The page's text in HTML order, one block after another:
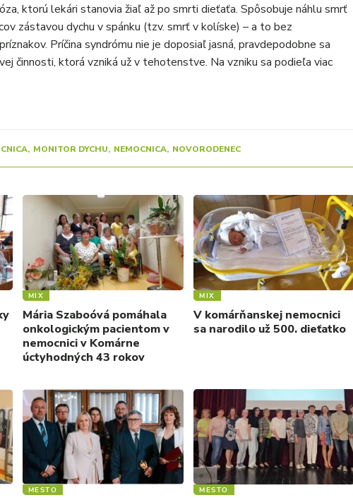
ktorú lekári stanovia žiaľ až po smrti dieťaťa. Spôsobuje náhlu smrť
zástavou dychu v spánku (tzv. smrť v kolíske) – a to bez
Príčina syndrómu nie je doposiaľ jasná, pravdepodobne sa
činnosti, ktorá vzniká už v tehotenstve. Na vzniku sa podieľa viac
MONITOR DYCHU NEMOCNICA NOVORODENEC
MIX
Mária Szaboóvá pomáhala
onkologickým pacientom v
nemocnici v Komárne
úctyhodných 43 rokov
MIX
V komárňanskej nemocnici
sa narodilo už 500. dieťatko
MESTO MESTO